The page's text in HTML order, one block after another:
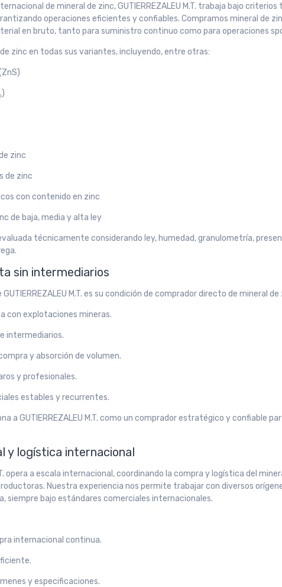
de mineral de zinc, GUTIERREZALEU M.T. trabaja bajo
operaciones eficientes y confiables. Compramos mineral de
en bruto, tanto para suministro continuo como para operaciones
zinc en todas sus variantes, incluyendo, entre otras:
zinc
de zinc
con contenido en zinc
de baja, media y alta ley
técnicamente considerando ley, humedad, granulometría,
sin intermediarios
GUTIERREZALEU M.T. es su condición de comprador directo de mineral
con explotaciones mineras.
intermediarios.
y absorción de volumen.
y profesionales.
estables y recurrentes.
a GUTIERREZALEU M.T. como un comprador estratégico y confiable
y logística internacional
opera a escala internacional, coordinando la compra y logística del
Nuestra experiencia nos permite trabajar con diversos
siempre bajo estándares comerciales internacionales.
internacional continua.
y especificaciones.